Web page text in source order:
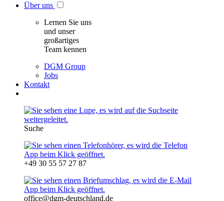
Über uns
Lernen Sie uns
und unser
großartiges
Team kennen
DGM Group
Jobs
Kontakt
Suche
+49 30 55 57 27 87
office@dgm-deutschland.de